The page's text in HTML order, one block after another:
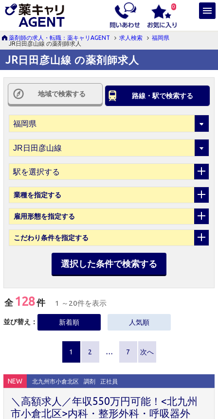
0
薬剤師の求人・転職：薬キャリAGENT 求人検索
福岡県
JR日田彦山線 の薬剤師求人
JR日田彦山線 の薬剤師求人
地域で検索する 路線・駅で検索する
駅を選択する
業種を指定する
雇用形態を指定する
こだわり条件を指定する
選択した条件で検索する
全 128件 1 ～20件を表示
並び替え： 新着順 人気順
1 2 … 7 次へ
NEW 北九州市小倉北区 調剤 正社員
＼高額求人／年収550万円可能！<北九州
市小倉北区>内科・整形外科・呼吸器外